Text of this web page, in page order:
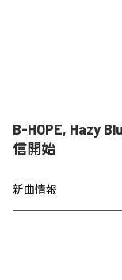
B-HOPE, Hazy
信開始
新曲情報